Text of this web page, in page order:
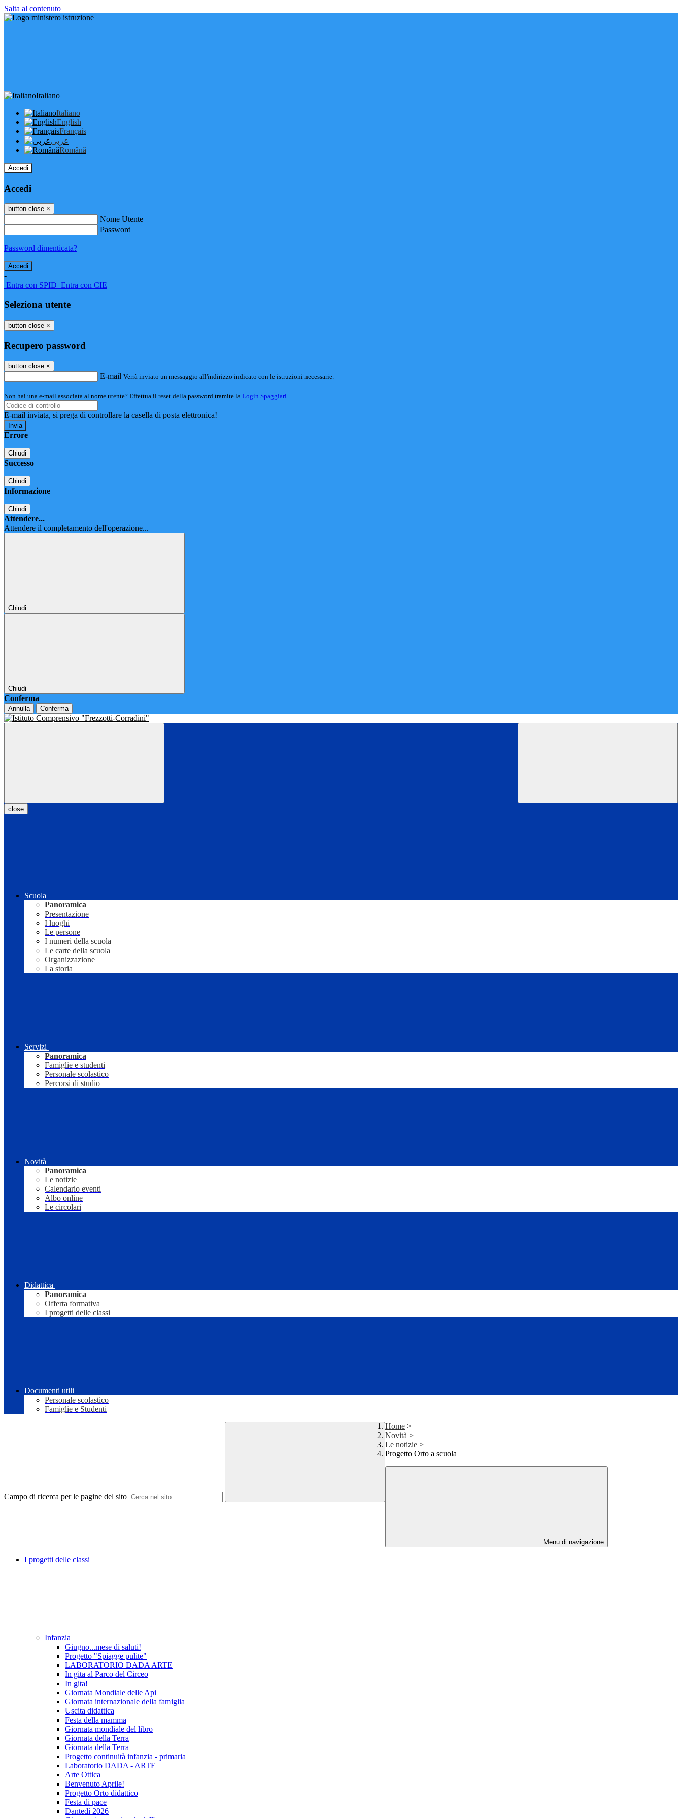
Salta al contenuto
Italiano
Italiano
English
Français
عربى
Română
Accedi
Accedi
button close ×
Nome Utente
Password
Password dimenticata?
-
Entra con SPID Entra con CIE
Seleziona utente
button close ×
Recupero password
button close ×
E-mail Verrà inviato un messaggio all'indirizzo indicato con le istruzioni necessarie.
Non hai una e-mail associata al nome utente? Effettua il reset della password tramite la Login Spaggiari
E-mail inviata, si prega di controllare la casella di posta elettronica!
Errore
Chiudi
Successo
Chiudi
Informazione
Chiudi
Attendere...
Attendere il completamento dell'operazione...
Chiudi
Chiudi
Conferma
Annulla Conferma
close
Scuola
Panoramica
Presentazione
I luoghi
Le persone
I numeri della scuola
Le carte della scuola
Organizzazione
La storia
Servizi
Panoramica
Famiglie e studenti
Personale scolastico
Percorsi di studio
Novità
Panoramica
Le notizie
Calendario eventi
Albo online
Le circolari
Didattica
Panoramica
Offerta formativa
I progetti delle classi
Documenti utili
Personale scolastico
Famiglie e Studenti
Campo di ricerca per le pagine del sito
Home >
Novità >
Le notizie >
Progetto Orto a scuola
Menu di navigazione
I progetti delle classi
Infanzia
Giugno...mese di saluti!
Progetto "Spiagge pulite"
LABORATORIO DADA ARTE
In gita al Parco del Circeo
In gita!
Giornata Mondiale delle Api
Giornata internazionale della famiglia
Uscita didattica
Festa della mamma
Giornata mondiale del libro
Giornata della Terra
Giornata della Terra
Progetto continuità infanzia - primaria
Laboratorio DADA - ARTE
Arte Ottica
Benvenuto Aprile!
Progetto Orto didattico
Festa di pace
Dantedì 2026